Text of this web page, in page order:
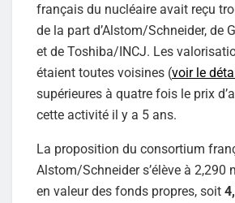
français du nucléaire avait reçu
de la part d’Alstom/Schneider, de
et de Toshiba/INCJ. Les
étaient toutes voisines (voir le
supérieures à quatre fois le prix
cette activité il y a 5 ans.
La proposition du consortium
Alstom/Schneider s’élève à 2,290
en valeur des fonds propres, soit